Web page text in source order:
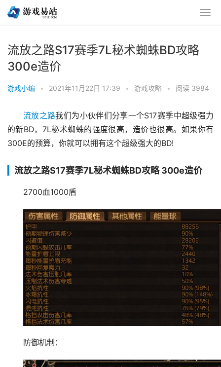
流放之路S17赛季7L秘术蜘蛛BD攻略
300e造价
游戏小编 • 2021年11月22日 17:39 • 游戏攻略 • 阅读 3984
流放之路我们为小伙伴们分享一个S17赛季中超级强力
的新BD，7L秘术蜘蛛的强度很高，造价也很高。如果你有
300E的预算，你就可以拥有这个超级强大的BD!
流放之路S17赛季7L秘术蜘蛛BD攻略 300e造价
2700血1000盾
防御机制：